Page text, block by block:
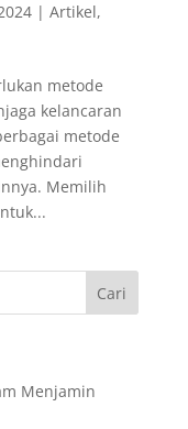
| Artikel,
metode
kelancaran
metode
Memilih
Menjamin